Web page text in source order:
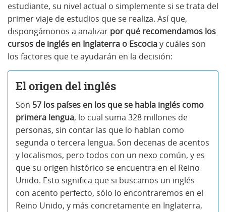
estudiante, su nivel actual o simplemente si se trata del
primer viaje de estudios que se realiza. Así que,
dispongámonos a analizar por qué recomendamos los
cursos de inglés en Inglaterra o Escociay cuáles son
los factores que te ayudarán en la decisión:
El origen del inglés
Son 57 los países en los que se habla inglés como
primera lengua, lo cual suma 328 millones de
personas, sin contar las que lo hablan como
segunda o tercera lengua. Son decenas de acentos
y localismos, pero todos con un nexo común, y es
que su origen histórico se encuentra en el Reino
Unido. Esto significa que si buscamos un inglés
con acento perfecto, sólo lo encontraremos en el
Reino Unido, y más concretamente en Inglaterra,